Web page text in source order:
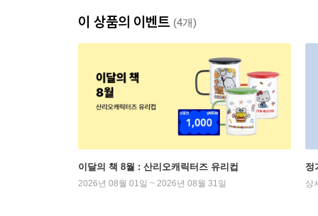
이 상품의 이벤트 (4개)
이달의 책 8월 : 산리오캐릭터즈 유리컵
2026년 08월 01일 ~ 2026년 08월 31일
정
상